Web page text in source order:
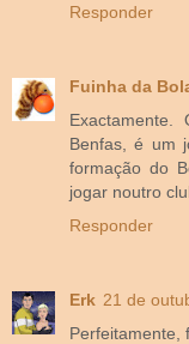
Responder
Fuinha da
Benfas, é um
formação do
jogar noutro
Responder
Erk 21 de
Perfeitamente,